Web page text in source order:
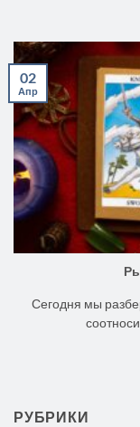
Сегодня мы
02
Апр
РУБРИКИ